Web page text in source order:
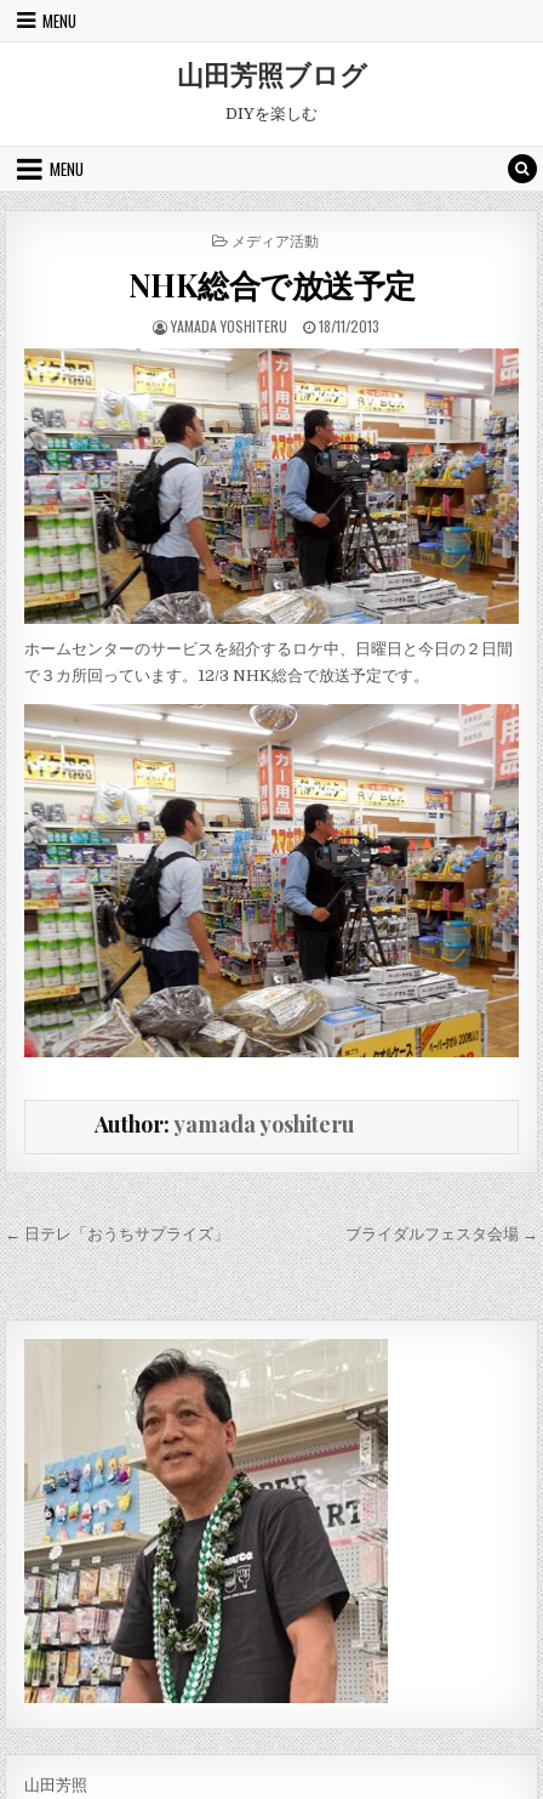
Skip to content
MENU
山田芳照ブログ
DIYを楽しむ
MENU
POSTED IN
メディア活動
NHK総合で放送予定
AUTHOR:
YAMADA YOSHITERU PUBLISHED DATE:
18/11/2013
ホームセンターのサービスを紹介するロケ中、日曜日と今日の２日間
で３カ所回っています。12/3 NHK総合で放送予定です。
Author:yamada yoshiteru
投稿ナビゲーション
← 日テレ「おうちサプライズ」 ブライダルフェスタ会場 →
山田芳照